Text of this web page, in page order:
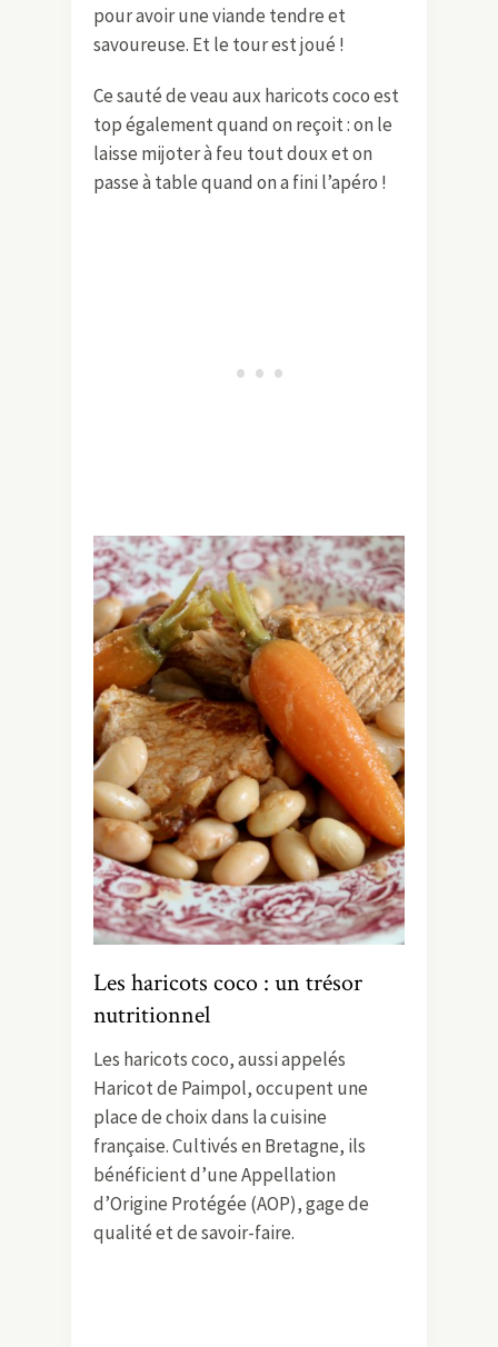
pour avoir une viande tendre et
savoureuse. Et le tour est joué !
Ce sauté de veau aux haricots coco est
top également quand on reçoit : on le
laisse mijoter à feu tout doux et on
passe à table quand on a fini l’apéro !
Les haricots coco : un trésor
nutritionnel
Les haricots coco, aussi appelés
Haricot de Paimpol, occupent une
place de choix dans la cuisine
française. Cultivés en Bretagne, ils
bénéficient d’une Appellation
d’Origine Protégée (AOP), gage de
qualité et de savoir-faire.